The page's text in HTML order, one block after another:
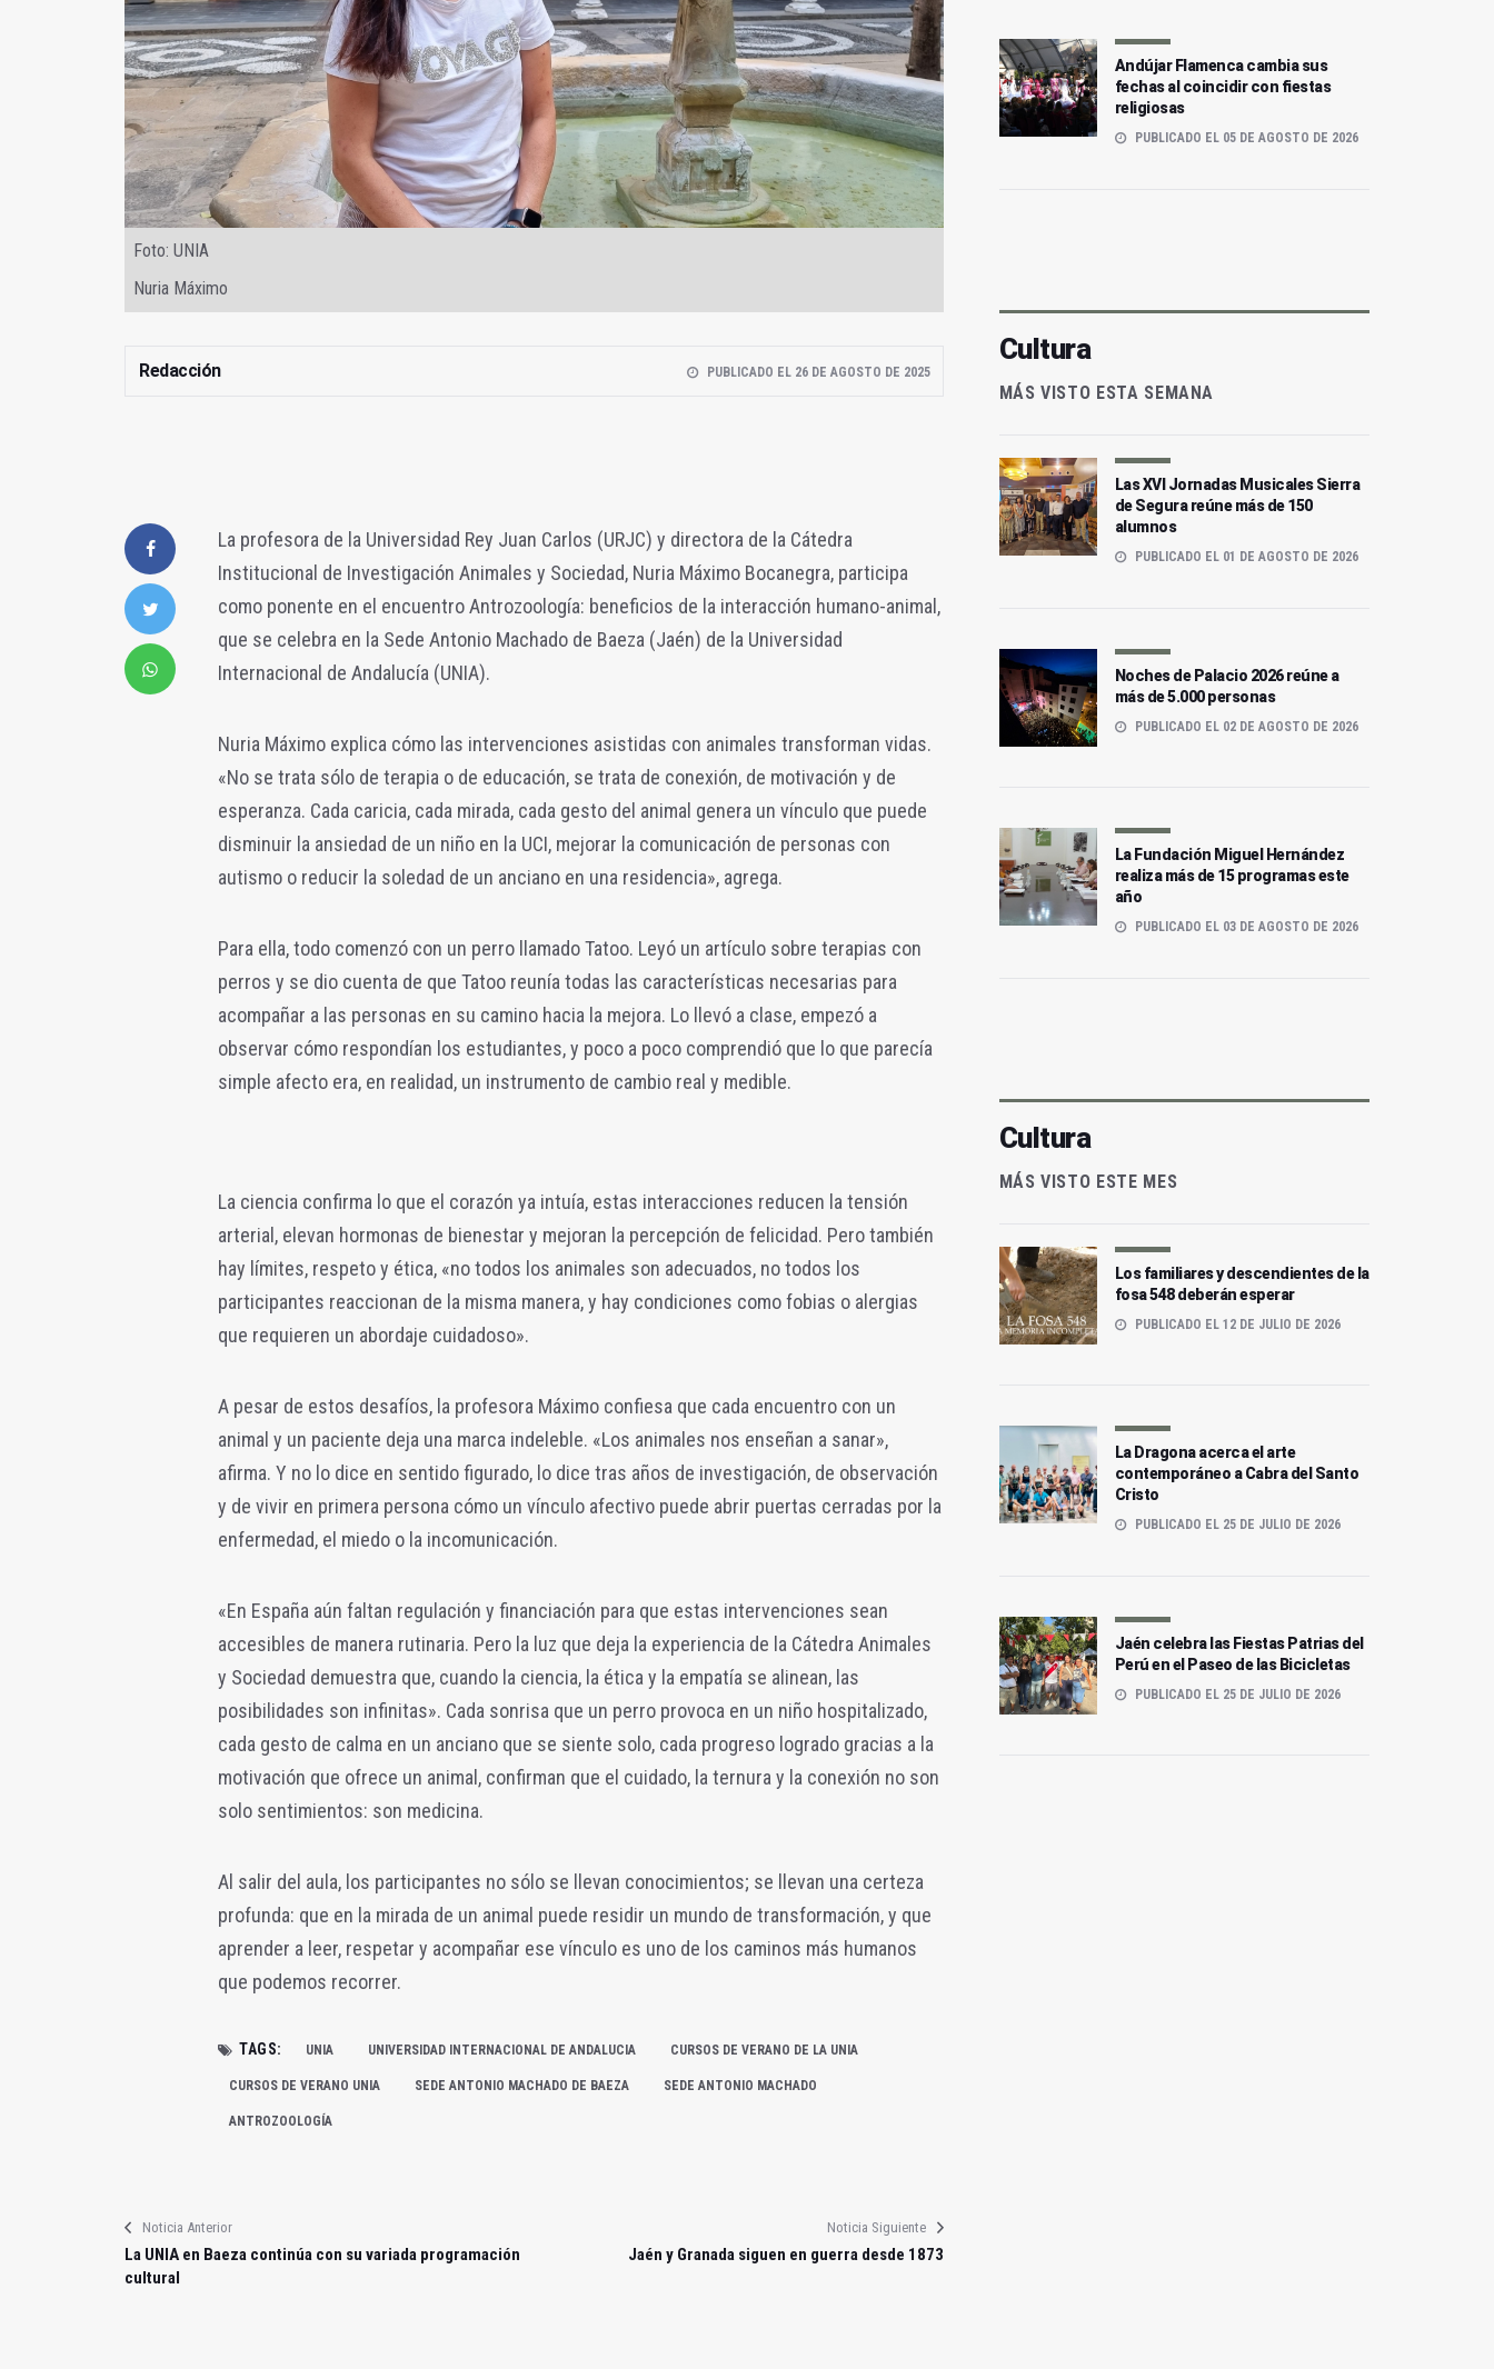
Foto: UNIA
Nuria Máximo
Redacción PUBLICADO EL 26 DE AGOSTO DE 2025
La profesora de la Universidad Rey Juan Carlos (URJC) y directora de la Cátedra
Institucional de Investigación Animales y Sociedad, Nuria Máximo Bocanegra, participa
como ponente en el encuentro Antrozoología: beneficios de la interacción humano-animal,
que se celebra en la Sede Antonio Machado de Baeza (Jaén) de la Universidad
Internacional de Andalucía (UNIA).
Nuria Máximo explica cómo las intervenciones asistidas con animales transforman vidas.
«No se trata sólo de terapia o de educación, se trata de conexión, de motivación y de
esperanza. Cada caricia, cada mirada, cada gesto del animal genera un vínculo que puede
disminuir la ansiedad de un niño en la UCI, mejorar la comunicación de personas con
autismo o reducir la soledad de un anciano en una residencia», agrega.
Para ella, todo comenzó con un perro llamado Tatoo. Leyó un artículo sobre terapias con
perros y se dio cuenta de que Tatoo reunía todas las características necesarias para
acompañar a las personas en su camino hacia la mejora. Lo llevó a clase, empezó a
observar cómo respondían los estudiantes, y poco a poco comprendió que lo que parecía
simple afecto era, en realidad, un instrumento de cambio real y medible.
La ciencia confirma lo que el corazón ya intuía, estas interacciones reducen la tensión
arterial, elevan hormonas de bienestar y mejoran la percepción de felicidad. Pero también
hay límites, respeto y ética, «no todos los animales son adecuados, no todos los
participantes reaccionan de la misma manera, y hay condiciones como fobias o alergias
que requieren un abordaje cuidadoso».
A pesar de estos desafíos, la profesora Máximo confiesa que cada encuentro con un
animal y un paciente deja una marca indeleble. «Los animales nos enseñan a sanar»,
afirma. Y no lo dice en sentido figurado, lo dice tras años de investigación, de observación
y de vivir en primera persona cómo un vínculo afectivo puede abrir puertas cerradas por la
enfermedad, el miedo o la incomunicación.
«En España aún faltan regulación y financiación para que estas intervenciones sean
accesibles de manera rutinaria. Pero la luz que deja la experiencia de la Cátedra Animales
y Sociedad demuestra que, cuando la ciencia, la ética y la empatía se alinean, las
posibilidades son infinitas». Cada sonrisa que un perro provoca en un niño hospitalizado,
cada gesto de calma en un anciano que se siente solo, cada progreso logrado gracias a la
motivación que ofrece un animal, confirman que el cuidado, la ternura y la conexión no son
solo sentimientos: son medicina.
Al salir del aula, los participantes no sólo se llevan conocimientos; se llevan una certeza
profunda: que en la mirada de un animal puede residir un mundo de transformación, y que
aprender a leer, respetar y acompañar ese vínculo es uno de los caminos más humanos
que podemos recorrer.
TAGS: UNIA UNIVERSIDAD INTERNACIONAL DE ANDALUCIA CURSOS DE VERANO DE LA UNIA
CURSOS DE VERANO UNIA SEDE ANTONIO MACHADO DE BAEZA SEDE ANTONIO MACHADO
ANTROZOOLOGÍA
Noticia Anterior
La UNIA en Baeza continúa con su variada programación
cultural
Noticia Siguiente
Jaén y Granada siguen en guerra desde 1873
Andújar Flamenca cambia sus
fechas al coincidir con fiestas
religiosas
PUBLICADO EL 05 DE AGOSTO DE 2026
Cultura
MÁS VISTO ESTA SEMANA
Las XVI Jornadas Musicales Sierra
de Segura reúne más de 150
alumnos
PUBLICADO EL 01 DE AGOSTO DE 2026
Noches de Palacio 2026 reúne a
más de 5.000 personas
PUBLICADO EL 02 DE AGOSTO DE 2026
La Fundación Miguel Hernández
realiza más de 15 programas este
año
PUBLICADO EL 03 DE AGOSTO DE 2026
Cultura
MÁS VISTO ESTE MES
Los familiares y descendientes de la
fosa 548 deberán esperar
PUBLICADO EL 12 DE JULIO DE 2026
La Dragona acerca el arte
contemporáneo a Cabra del Santo
Cristo
PUBLICADO EL 25 DE JULIO DE 2026
Jaén celebra las Fiestas Patrias del
Perú en el Paseo de las Bicicletas
PUBLICADO EL 25 DE JULIO DE 2026